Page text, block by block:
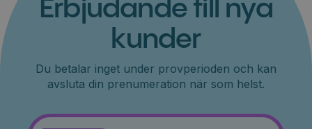
Erbjudande till nya
kunder
Du betalar inget under provperioden och kan
avsluta din prenumeration när som helst.